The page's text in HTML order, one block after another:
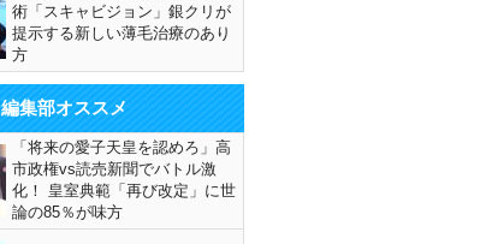
術「スキャビジョン」銀クリが
提示する新しい薄毛治療のあり
方
編集部オススメ
「将来の愛子天皇を認めろ」高
市政権vs読売新聞でバトル激
化！ 皇室典範「再び改定」に世
論の85％が味方